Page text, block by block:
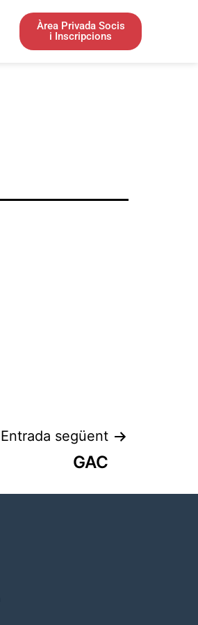
Àrea Privada Socis
i Inscripcions
Entrada següent
GAC